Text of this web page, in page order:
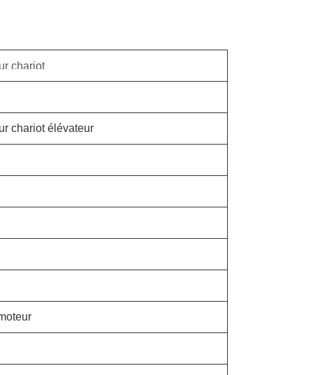
chariot
chariot élévateur